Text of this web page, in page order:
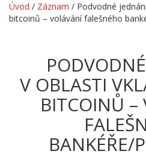
Úvod / Záznam / Podvodné
bitcoinů – volávání falešného
V OBLASTI
BITCOINŮ –
BANKÉŘE/